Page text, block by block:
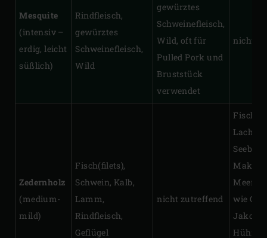
Mesquite
(intensiv –
erdig, leicht
süßlich)
Rindfleisch,
gewürztes
Schweinefleisch,
Wild
gewürztes
Schweinefleisch,
Wild, oft für
Pulled Pork und
Bruststück
verwendet
nicht
Zedernholz
(medium-
mild)
Fisch(filets),
Schwein, Kalb,
Lamm,
Rindfleisch,
Geflügel
nicht zutreffend
Lachs,
wie